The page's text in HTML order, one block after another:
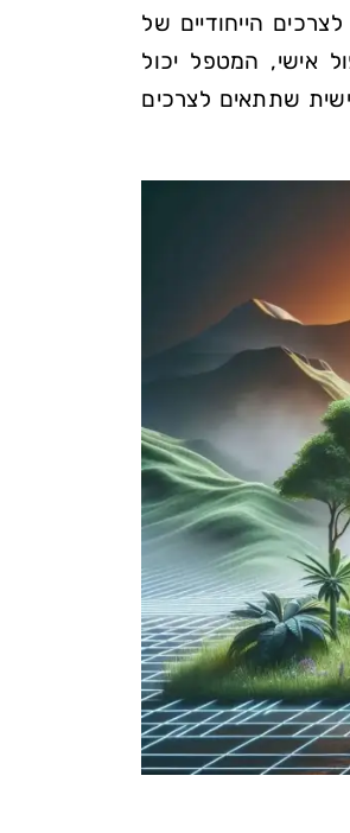
הייחודיים של
אישי, המטפל יכול
שתתאים לצרכים